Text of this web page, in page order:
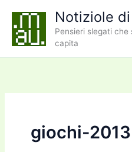
contenuto
Notiziole
Pensieri slegati che
capita
giochi-2013